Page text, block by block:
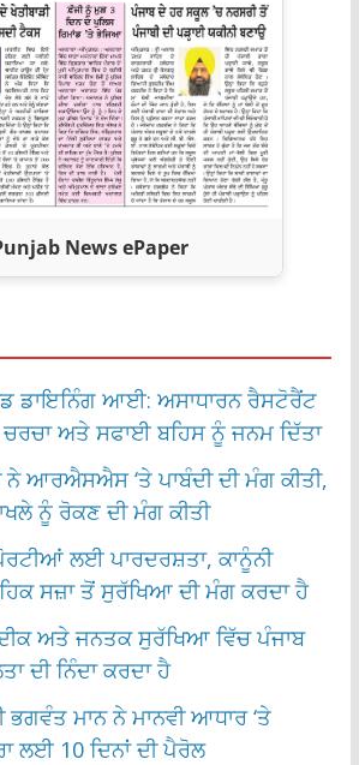
News ePaper
ਡਾਇਨਿੰਗ ਆਈ: ਅਸਾਧਾਰਨ ਰੈਸਟੋਰੈਂਟ
ਅਤੇ ਸਫਾਈ ਬਹਿਸ ਨੂੰ ਜਨਮ ਦਿੱਤਾ
ਨੇ ਆਰਐਸਐਸ ‘ਤੇ ਪਾਬੰਦੀ ਦੀ ਮੰਗ ਕੀਤੀ,
ਨੂੰ ਰੋਕਣ ਦੀ ਮੰਗ ਕੀਤੀ
ਲਈ ਪਾਰਦਰਸ਼ਤਾ, ਕਾਨੂੰਨੀ
ਸਜ਼ਾ ਤੋਂ ਸੁਰੱਖਿਆ ਦੀ ਮੰਗ ਕਰਦਾ ਹੈ
ਅਤੇ ਜਨਤਕ ਸੁਰੱਖਿਆ ਵਿੱਚ ਪੰਜਾਬ
ਦੀ ਨਿੰਦਾ ਕਰਦਾ ਹੈ
ਮਾਨ ਨੇ ਮਾਨਵੀ ਆਧਾਰ ‘ਤੇ
ਲਈ 10 ਦਿਨਾਂ ਦੀ ਪੈਰੋਲ